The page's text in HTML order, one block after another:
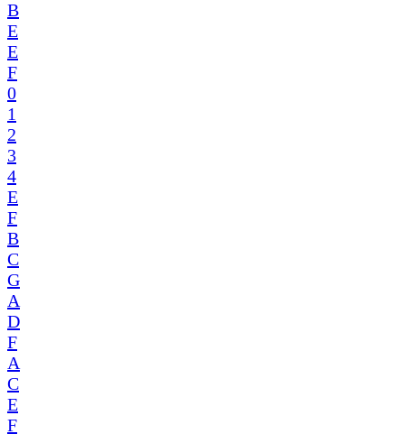
B
E
E
F
0
1
2
3
4
E
F
B
C
G
A
D
F
A
C
E
F